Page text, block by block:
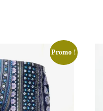
Promo !